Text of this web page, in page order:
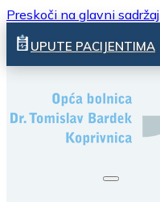
Preskoči na glavni sadržaj
UPUTE PACIJENTIMA